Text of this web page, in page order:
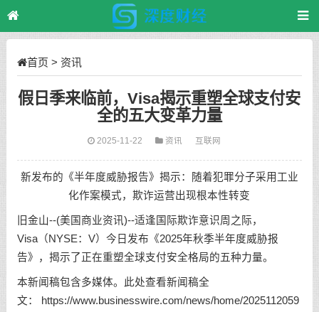
首页 > 资讯
假日季来临前，Visa揭示重塑全球支付安
全的五大变革力量
2025-11-22 资讯 互联网
新发布的《半年度威胁报告》揭示：随着犯罪分子采用工业
化作案模式，欺诈运营出现根本性转变
旧金山--(美国商业资讯)--适逢国际欺诈意识周之际，
Visa（NYSE：V）今日发布《2025年秋季半年度威胁报
告》，揭示了正在重塑全球支付安全格局的五种力量。
本新闻稿包含多媒体。此处查看新闻稿全
文：
https://www.businesswire.com/news/home/2025112059